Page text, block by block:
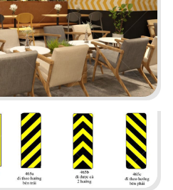
30
YUMMY CHICKEN